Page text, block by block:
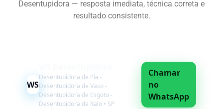
Desentupidora — resposta imediata, técnica correta e
resultado consistente.
WS
Desentupidora de Pia -
Desentupidora de Vaso -
Desentupidora de Esgoto -
Desentupidora de Ralo • SP
Chamar
no
WhatsApp